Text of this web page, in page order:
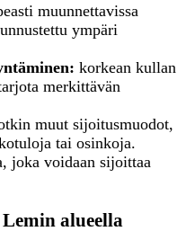
muunnettavissa
ympäri
korkean kullan
merkittävän
muut sijoitusmuodot,
tai osinkoja.
joka voidaan sijoittaa
alueella